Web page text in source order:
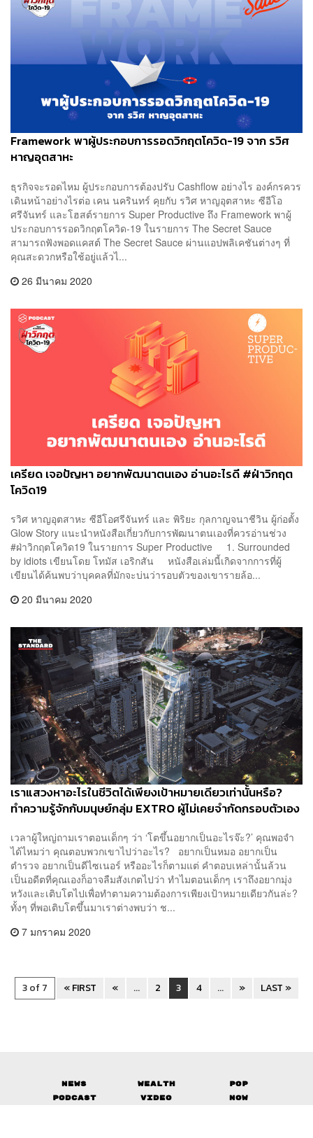
Framework พาผู้ประกอบการรอดวิกฤตโควิด-19 จาก รวิศ
หาญอุตสาหะ
ธุรกิจจะรอดไหม ผู้ประกอบการต้องปรับ Cashflow อย่างไร องค์กรควร
เดินหน้าอย่างไรต่อ เคน นครินทร์ คุยกับ รวิศ หาญอุตสาหะ ซีอีโอ
ศรีจันทร์ และโฮสต์รายการ Super Productive ถึง Framework พาผู้
ประกอบการรอดวิกฤตโควิด-19 ในรายการ The Secret Sauce
สามารถฟังพอดแคสต์ The Secret Sauce ผ่านแอปพลิเคชันต่างๆ ที่
คุณสะดวกหรือใช้อยู่แล้วไ...
26 มีนาคม 2020
เครียด เจอปัญหา อยากพัฒนาตนเอง อ่านอะไรดี #ฝ่าวิกฤต
โควิด19
รวิศ หาญอุตสาหะ ซีอีโอศรีจันทร์ และ พิริยะ กุลกาญจนาชีวิน ผู้ก่อตั้ง
Glow Story แนะนำหนังสือเกี่ยวกับการพัฒนาตนเองที่ควรอ่านช่วง
#ฝ่าวิกฤตโควิด19 ในรายการ Super Productive 1. Surrounded
by idiots เขียนโดย โทมัส เอริกสัน หนังสือเล่มนี้เกิดจากการที่ผู้
เขียนได้ค้นพบว่าบุคคลที่มักจะบ่นว่ารอบตัวของเขารายล้อ...
20 มีนาคม 2020
เราแสวงหาอะไรในชีวิตได้เพียงเป้าหมายเดียวเท่านั้นหรือ?
ทำความรู้จักกับมนุษย์กลุ่ม EXTRO ผู้ไม่เคยจำกัดกรอบตัวเอง
เวลาผู้ใหญ่ถามเราตอนเด็กๆ ว่า ‘โตขึ้นอยากเป็นอะไรจ๊ะ?’ คุณพอจำ
ได้ไหมว่า คุณตอบพวกเขาไปว่าอะไร? อยากเป็นหมอ อยากเป็น
ตำรวจ อยากเป็นดีไซเนอร์ หรืออะไรก็ตามแต่ คำตอบเหล่านั้นล้วน
เป็นอดีตที่คุณเองก็อาจลืมสังเกตไปว่า ทำไมตอนเด็กๆ เราถึงอยากมุ่ง
หวังและเติบโตไปเพื่อทำตามความต้องการเพียงเป้าหมายเดียวกันล่ะ?
ทั้งๆ ที่พอเติบโตขึ้นมาเราต่างพบว่า ช...
7 มกราคม 2020
3 of 7 « FIRST « ... 2 3 4 ... » LAST »
News Wealth
Pop
Podcast
Video
Now